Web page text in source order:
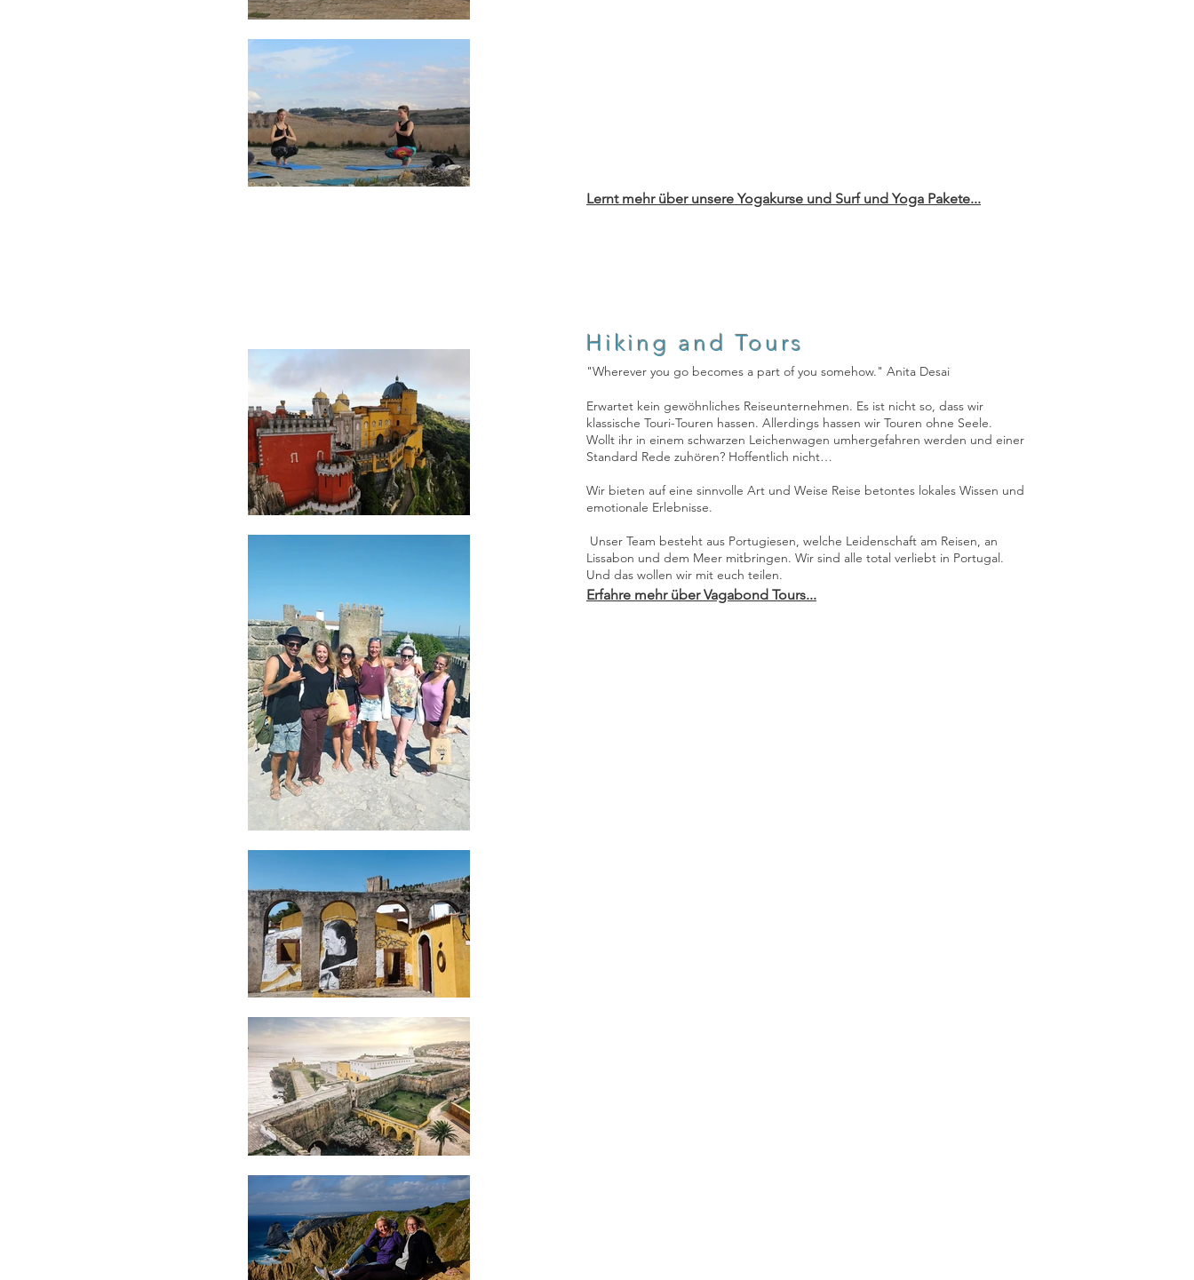
Lernt mehr über unsere Yogakurse und Surf und Yoga Pakete...
Hiking and Tours
"Wherever you go becomes a part of you somehow." Anita Desai
Erwartet kein gewöhnliches Reiseunternehmen. Es ist nicht so, dass wir
klassische Touri-Touren hassen. Allerdings hassen wir Touren ohne Seele.
Wollt ihr in einem schwarzen Leichenwagen umhergefahren werden und einer
Standard Rede zuhören? Hoffentlich nicht…
Wir bieten auf eine sinnvolle Art und Weise Reise betontes lokales Wissen und
emotionale Erlebnisse.
Unser Team besteht aus Portugiesen, welche Leidenschaft am Reisen, an
Lissabon und dem Meer mitbringen. Wir sind alle total verliebt in Portugal.
Und das wollen wir mit euch teilen.
Erfahre mehr über Vagabond Tours...